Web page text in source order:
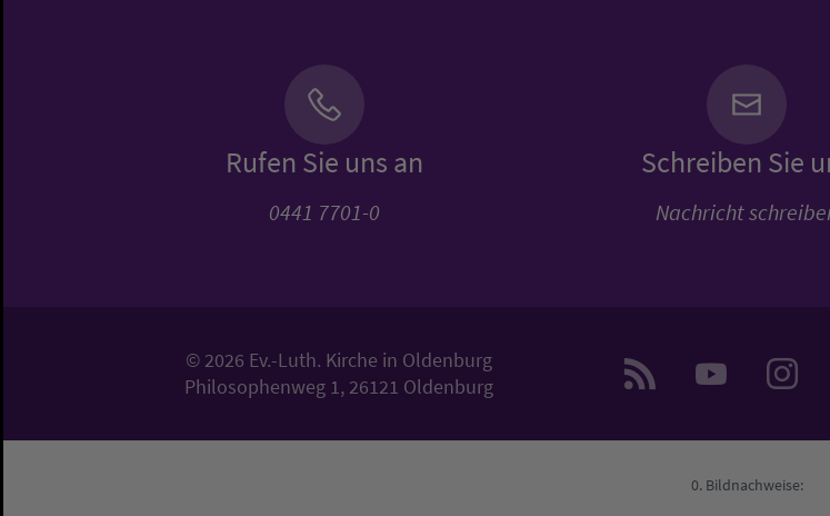
Rufen Sie uns an
0441 7701-0
Schreiben Sie
Nachricht
© 2026 Ev.-Luth. Kirche in Oldenburg
Philosophenweg 1, 26121 Oldenburg
Bildnachweise: